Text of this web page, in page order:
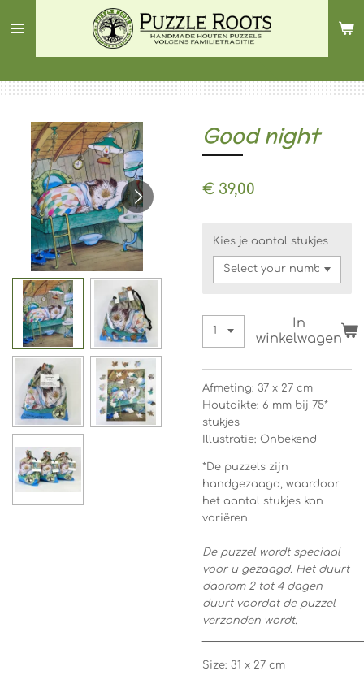
direct
hoofdinhoud
Good night
€ 39,00
Kies je aantal stukjes
In
winkelwagen
Afmeting: 37 x 27 cm
Houtdikte: 6 mm bij 75*
stukjes
Illustratie: Onbekend
*De puzzels zijn
handgezaagd, waardoor
het aantal stukjes kan
variëren.
De puzzel wordt speciaal
voor u gezaagd. Het duurt
daarom 2 tot 4 dagen
duurt voordat de puzzel
verzonden wordt.
Size: 31 x 27 cm